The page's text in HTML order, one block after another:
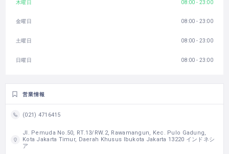
木曜日 08:00 - 23:00
金曜日 08:00 - 23:00
土曜日 08:00 - 23:00
日曜日 08:00 - 23:00
営業情報
(021) 4716415
Jl. Pemuda No.50, RT.13/RW.2, Rawamangun, Kec. Pulo Gadung,
Kota Jakarta Timur, Daerah Khusus Ibukota Jakarta 13220 インドネシ
ア